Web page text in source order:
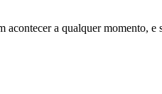
a qualquer momento, e